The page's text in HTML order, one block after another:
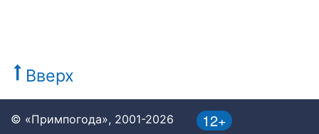
Вверх
12+
© «Примпогода», 2001-2026